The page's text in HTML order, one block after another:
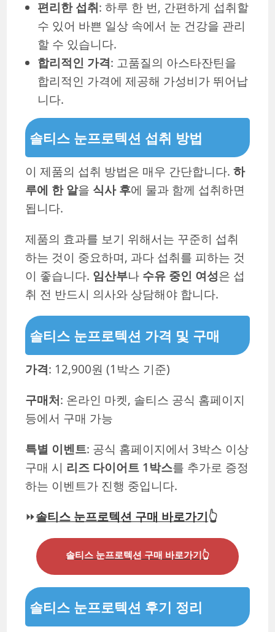
편리한 섭취: 하루 한 번, 간편하게 섭취할
수 있어 바쁜 일상 속에서 눈 건강을 관리
할 수 있습니다.
합리적인 가격: 고품질의 아스타잔틴을
합리적인 가격에 제공해 가성비가 뛰어납
니다.
솔티스 눈프로텍션 섭취 방법
이 제품의 섭취 방법은 매우 간단합니다.하
루에 한 알을 식사 후에 물과 함께 섭취하면
됩니다.
제품의 효과를 보기 위해서는 꾸준히 섭취
하는 것이 중요하며, 과다 섭취를 피하는 것
이 좋습니다. 임산부나 수유 중인 여성은 섭
취 전 반드시 의사와 상담해야 합니다.
솔티스 눈프로텍션 가격 및 구매
가격: 12,900원 (1박스 기준)
구매처: 온라인 마켓, 솔티스 공식 홈페이지
등에서 구매 가능
특별 이벤트: 공식 홈페이지에서 3박스 이상
구매 시 리즈 다이어트 1박스를 추가로 증정
하는 이벤트가 진행 중입니다.
⏩솔티스 눈프로텍션 구매 바로가기👆
솔티스 눈프로텍션 구매 바로가기👆
솔티스 눈프로텍션 후기 정리